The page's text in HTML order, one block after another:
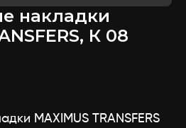
накладки
К 08
MAXIMUS TRANSFERS